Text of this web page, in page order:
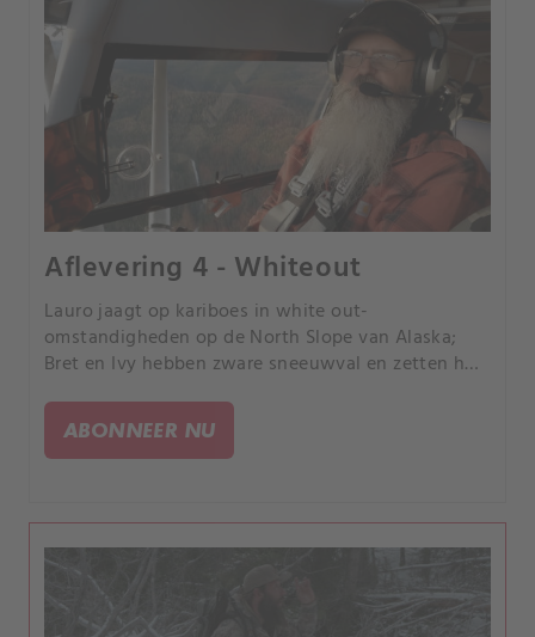
Aflevering 4 - Whiteout
Lauro jaagt op kariboes in white out-
omstandigheden op de North Slope van Alaska;
Bret en Ivy hebben zware sneeuwval en zetten hun
zijn drijvende hut om op herten te jagen langs de
ruige kust.
ABONNEER NU